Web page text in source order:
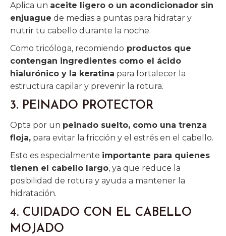
Aplica un aceite ligero o un acondicionador sin
enjuague de medias a puntas para hidratar y
nutrir tu cabello durante la noche.
Como tricóloga, recomiendo productos que
contengan ingredientes como el ácido
hialurónico y la keratina para fortalecer la
estructura capilar y prevenir la rotura.
3. PEINADO PROTECTOR
Opta por un peinado suelto, como una trenza
floja, para evitar la fricción y el estrés en el cabello.
Esto es especialmente importante para quienes
tienen el cabello largo, ya que reduce la
posibilidad de rotura y ayuda a mantener la
hidratación.
4. CUIDADO CON EL CABELLO
MOJADO